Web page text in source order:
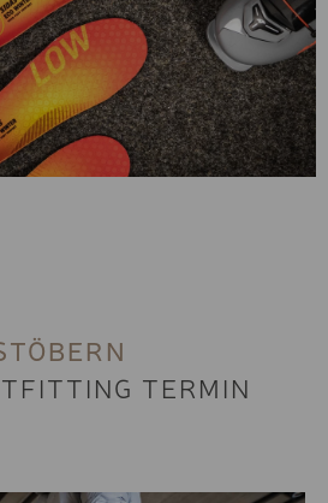
JUGEND SKI
KINDER SPORT SKI
KINDER SKI
TOURENSKI UND
BASIC SNOWBOARD
JUGEND SNOWBOARD
SPLITBOARD
TERMIN